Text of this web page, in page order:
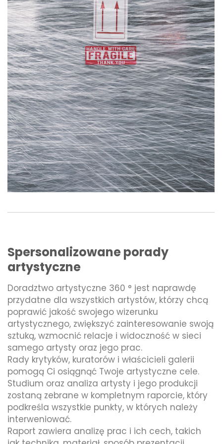
Spersonalizowane porady
artystyczne
Doradztwo artystyczne 360 ​​° jest naprawdę
przydatne dla wszystkich artystów, którzy chcą
poprawić jakość swojego wizerunku
artystycznego, zwiększyć zainteresowanie swoją
sztuką, wzmocnić relacje i widoczność w sieci
samego artysty oraz jego prac.
Rady krytyków, kuratorów i właścicieli galerii
pomogą Ci osiągnąć Twoje artystyczne cele.
Studium oraz analiza artysty i jego produkcji
zostaną zebrane w kompletnym raporcie, który
podkreśla wszystkie punkty, w których należy
interweniować.
Raport zawiera analizę prac i ich cech, takich